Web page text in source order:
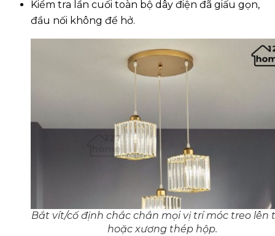
Kiểm tra lần cuối toàn bộ dây điện đã giấu gọn,
đầu nối không để hở.
Bắt vít/cố định chắc chắn mọi vị trí móc treo lên
hoặc xương thép hộp.